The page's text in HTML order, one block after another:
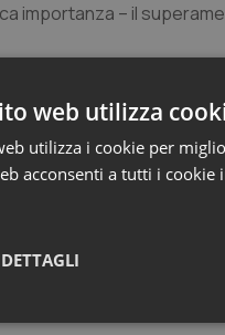
importanza – il
facile riconoscere, se
coordinamento per
in modo da
delle coppie. Sul
si legge: “Considerando
le donne affette
l’impatto della malattia
web utilizza
utilizza i cookie per
acconsenti a tutti i